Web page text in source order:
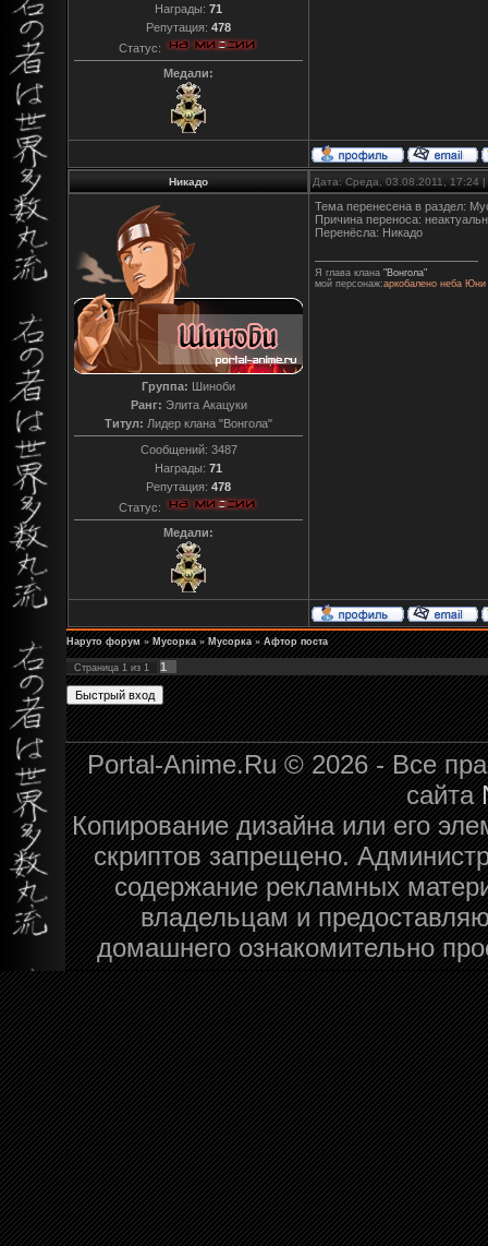
Награды: 71
Репутация: 478
Статус:
Медали:
Никадо Дата: Среда, 03.08.2011, 17:24
Группа: Шиноби
Ранг: Элита Акацуки
Титул: Лидер клана "Вонгола"
Сообщений: 3487
Награды: 71
Репутация: 478
Статус:
Медали:
Тема перенесена в раздел:
Причина переноса:
Перенёсла: Никадо
Я глава клана "Вонгола"
мой персонаж:аркобалено неба Юни
Наруто форум » Мусорка » Мусорка » Афтор поста
Страница 1 из 1 1
Portal-Anime.Ru © 2026 - Все
сайта
Копирование дизайна или его
скриптов запрещено.
содержание рекламных
владельцам и
домашнего ознакомительно